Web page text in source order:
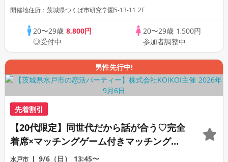
開催地住所：茨城県つくば市研究学園5-13-11 2F
20〜29歳8,800円
◎受付中
20〜29歳 1,500円
参加者調整中
男性先行中!
先着割引
【20代限定】同世代だから話が合う♡完全
着席×マッチングゲーム付きマッチングコ
ン
水戸市 9/6（日） 13:45〜